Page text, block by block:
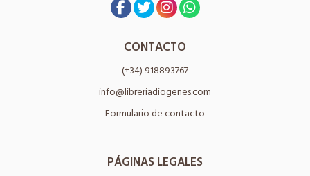
CONTACTO
(+34) 918893767
info@libreriadiogenes.com
Formulario de contacto
PÁGINAS LEGALES